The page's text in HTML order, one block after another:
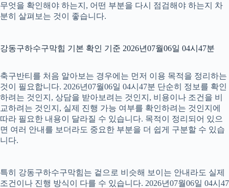
무엇을 확인해야 하는지, 어떤 부분을 다시 점검해야 하는지 차
분히 살펴보는 것이 좋습니다.
강동구하수구막힘 기본 확인 기준 2026년07월06일 04시47분
축구반티를 처음 알아보는 경우에는 먼저 이용 목적을 정리하는
것이 필요합니다. 2026년07월06일 04시47분 단순히 정보를 확인
하려는 것인지, 상담을 받아보려는 것인지, 비용이나 조건을 비
교하려는 것인지, 실제 진행 가능 여부를 확인하려는 것인지에
따라 필요한 내용이 달라질 수 있습니다. 목적이 정리되어 있으
면 여러 안내를 보더라도 중요한 부분을 더 쉽게 구분할 수 있습
니다.
특히 강동구하수구막힘는 겉으로 비슷해 보이는 안내라도 실제
조건이나 진행 방식이 다를 수 있습니다. 2026년07월06일 04시47